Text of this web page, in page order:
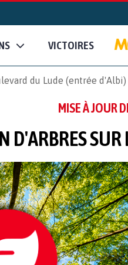
VICTOIRES
du Lude (entrée d'Albi)
MISE À JOUR
D'ARBRES